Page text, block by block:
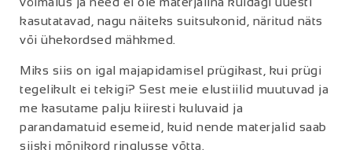
kasutatavad, nagu näiteks suitsukonid, näritud näts
või ühekordsed mähkmed.
Miks siis on igal majapidamisel prügikast, kui prügi
tegelikult ei tekigi? Sest meie elustiilid muutuvad ja
me kasutame palju kiiresti kuluvaid ja
parandamatuid esemeid, kuid nende materjalid saab
siiski mõnikord ringlusse võtta.